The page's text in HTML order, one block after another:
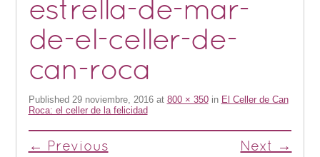
estrella-de-mar-
de-el-celler-de-
can-roca
Published 29 noviembre, 2016at 800 × 350in El Celler de Can
Roca: el celler de la felicidad
← Previous Next →